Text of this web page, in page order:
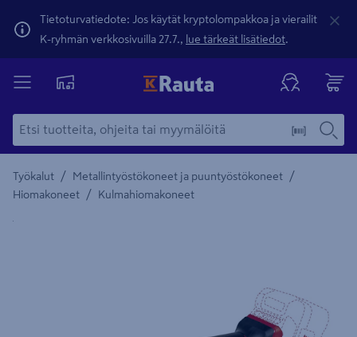
Tietoturvatiedote: Jos käytät kryptolompakkoa ja vierailit
K-ryhmän verkkosivuilla 27.7., lue tärkeät lisätiedot.
Työkalut / Metallintyöstökoneet ja puuntyöstökoneet /
Hiomakoneet / Kulmahiomakoneet
Yksityiskohtainen kuvaus löytyy Tuotteen kuvaus -